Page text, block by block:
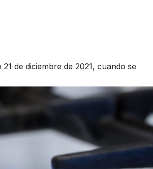
de diciembre de 2021, cuando se